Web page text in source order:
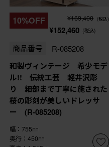
10%OFF ¥169,400 (税込)
¥152,460 (税込)
商品番号 R-085208
和製ヴィンテージ 希少モデ
ル!! 伝統工芸 軽井沢彫
り 細部まで丁寧に施された
桜の彫刻が美しいドレッサ
ー (R-085208)
幅：755㎜
奥行：450㎜